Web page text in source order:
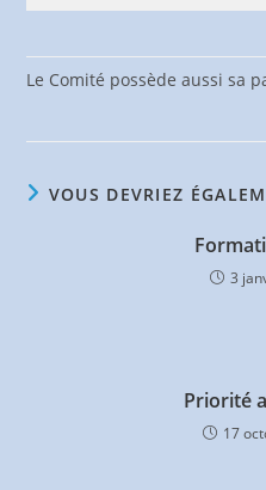
Le Comité possède aussi sa
VOUS DEVRIEZ
3
Priorité
17